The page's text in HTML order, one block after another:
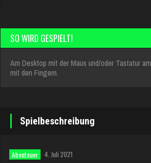
SO WIRD GESPIELT!
Am Desktop mit der Maus und/oder Tastatur
mit den Fingern.
Spielbeschreibung
Abenteuer 4. Juli 2021